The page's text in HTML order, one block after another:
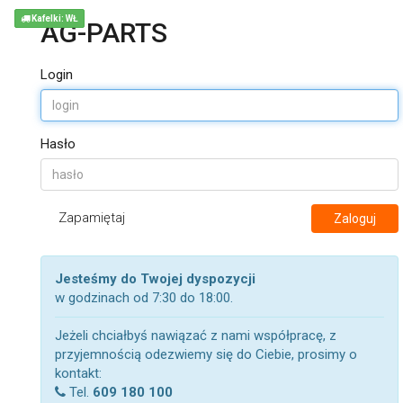
AG-PARTS
Login
Hasło
Zapamiętaj Zaloguj
Jesteśmy do Twojej dyspozycji
w godzinach od 7:30 do 18:00.
Jeżeli chciałbyś nawiązać z nami współpracę, z
przyjemnością odezwiemy się do Ciebie, prosimy o
kontakt:
Tel. 609 180 100
Kafelki: WŁ